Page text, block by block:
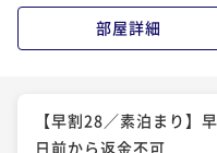
部屋詳細
【早割28／素泊まり
日前から返金不可